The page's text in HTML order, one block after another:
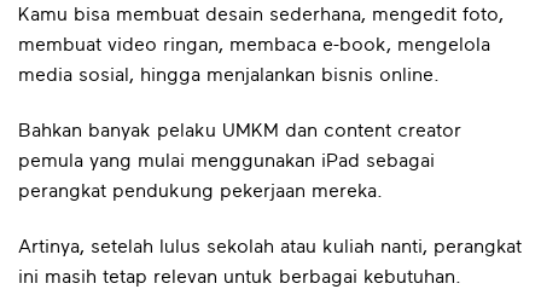
Kamu bisa membuat desain sederhana, mengedit foto,
membuat video ringan, membaca e-book, mengelola
media sosial, hingga menjalankan bisnis online.
Bahkan banyak pelaku UMKM dan content creator
pemula yang mulai menggunakan iPad sebagai
perangkat pendukung pekerjaan mereka.
Artinya, setelah lulus sekolah atau kuliah nanti, perangkat
ini masih tetap relevan untuk berbagai kebutuhan.